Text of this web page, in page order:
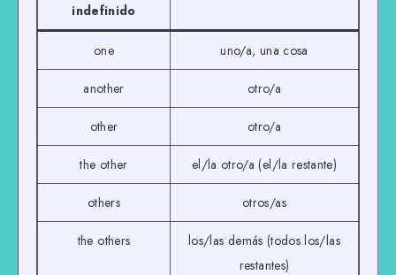
indefinido
one uno/a, una cosa
another otro/a
other otro/a
the other el/la otro/a (el/la restante)
others otros/as
the others
los/las demás (todos los/las
restantes)